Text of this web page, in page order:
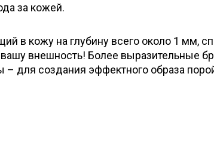
за кожей.
в кожу на глубину всего около 1 мм,
внешность! Более выразительные
– для создания эффектного образа